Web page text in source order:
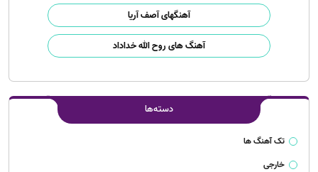
آهنگهای آصف آریا
آهنگ های روح الله خداداد
دسته‌ها
تک آهنگ ها
خارجی